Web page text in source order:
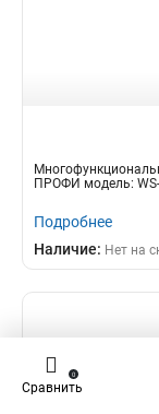
ПРОФИ модель: WS-
Подробнее
Наличие: Нет на
Сравнить
0